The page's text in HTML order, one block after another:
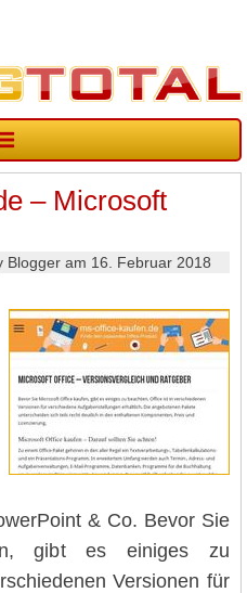
– Microsoft
Blogger am 16. Februar 2018
& Co. Bevor Sie
gibt es einiges zu
Versionen für